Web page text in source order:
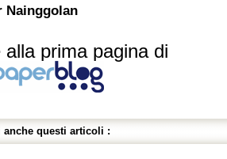
Nainggolan
alla prima pagina di
questi articoli :